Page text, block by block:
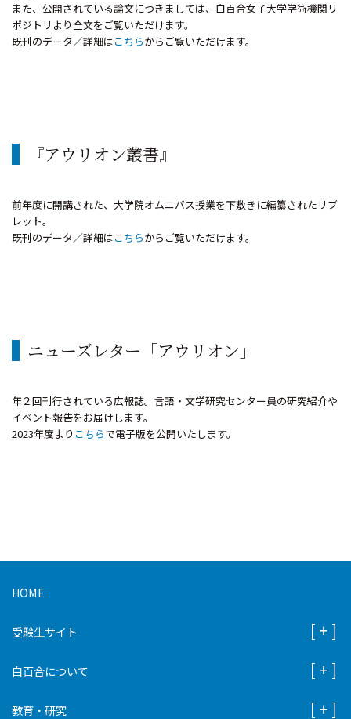
また、公開されている論文につきましては、白百合女子大学学術機関リ
ポジトリより全文をご覧いただけます。
既刊のデータ／詳細はこちらからご覧いただけます。
『アウリオン叢書』
前年度に開講された、大学院オムニバス授業を下敷きに編纂されたリブ
レット。
既刊のデータ／詳細はこちらからご覧いただけます。
ニューズレター「アウリオン」
年２回刊行されている広報誌。言語・文学研究センター員の研究紹介や
イベント報告をお届けします。
2023年度より こちらで電子版を公開いたします。
HOME
受験生サイト
白百合について
教育・研究